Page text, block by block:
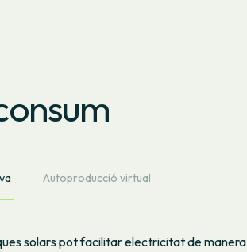
Autoproducció virtual
solars pot facilitar electricitat de manera